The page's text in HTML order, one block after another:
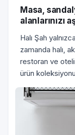
Masa,
alanlarınızı
Halı Şah
zamanda halı,
restoran ve
ürün